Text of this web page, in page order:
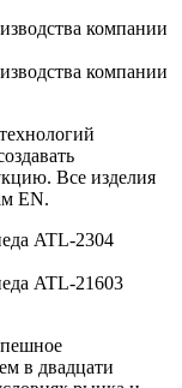
Все изделия
EN.
в двадцати